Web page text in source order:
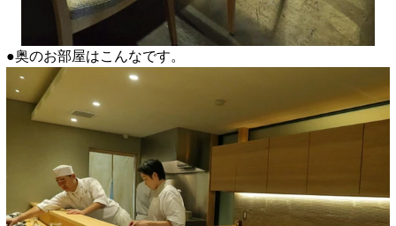
●奥のお部屋はこんなです。